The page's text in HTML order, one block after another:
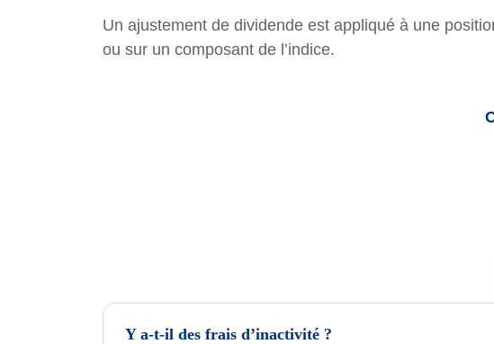
Un ajustement de dividende est appliqué à une
ou sur un composant de l’indice.
Y a-t-il des frais d’inactivité ?